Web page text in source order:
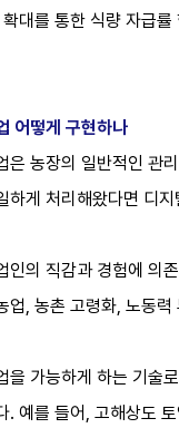
대를 통한 식량 자급
어떻게 구현하나
은 농장의 일반적인 관
하게 처리해왔다면 디
인의 직감과 경험에 의
업, 농촌 고령화, 노동
을 가능하게 하는 기술
. 예를 들어, 고해상도